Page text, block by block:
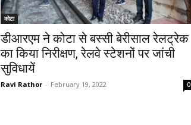
कोटा
डीआरएम ने कोटा से बस्सी बेरीसाल रेलट्रेक
का किया निरीक्षण, रेलवे स्टेशनों पर जांची
सुविधायें
Ravi Rathor - February 19, 2022 0